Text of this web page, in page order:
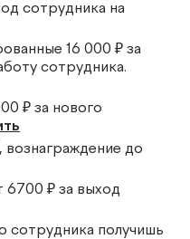
сотрудника на
16 000 ₽ за
сотрудника.
₽ за нового
до
6700 ₽ за выход
сотрудника получишь